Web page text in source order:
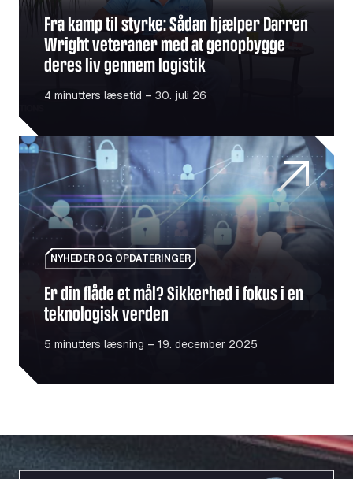
Fra kamp til styrke: Sådan hjælper Darren
Wright veteraner med at genopbygge
deres liv gennem logistik
4 minutters læsetid – 30. juli 26
Er din flåde et mål? Sikkerhed i fokus i en teknologisk
NYHEDER OG OPDATERINGER
Er din flåde et mål? Sikkerhed i fokus i en
teknologisk verden
5 minutters læsning – 19. december 2025